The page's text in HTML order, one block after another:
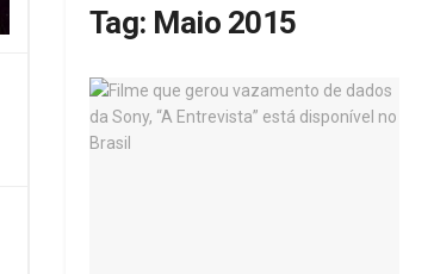
Tag: Maio 2015